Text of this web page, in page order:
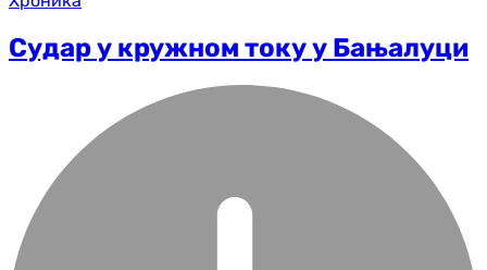
Судар у кружном току у Бањалуци